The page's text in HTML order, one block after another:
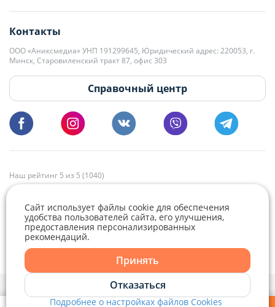
Telegram
editor@domovita.by
Мы принимаем звонки и отвечаем на письма в будние дни с 9:00 до
18:00.
kb@domovita.by
+375 29 179-11-28 Владислав Гладченко
vg@domovita.by
Пишите и звоните нам в будние дни с 8:00 до 20:00.
Контакты
ООО «Аниксмедиа» УНП 191299645, Юридический адрес: 220053, г.
Минск, Старовиленский тракт 87, офис 303
Справочный центр
Наш рейтинг 5 из 5 (1040)
Политика конфиденциальности,
Политика обработки файлов cookieиВыбор настроек Cookie
Сайт использует файлы cookie для обеспечения
удобства пользователей сайта, его улучшения,
предоставления персонализированных
рекомендаций.
Принять
Отказаться
Подробнее о настройках файлов Cookies